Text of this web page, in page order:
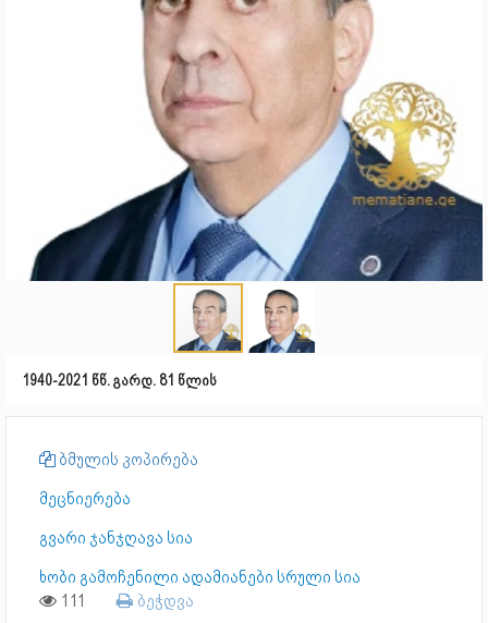
1940-2021 წწ. გარდ. 81 წლის
ბმულის კოპირება
მეცნიერება
გვარი ჯანჯღავა სია
ხობი გამოჩენილი ადამიანები სრული სია
111 ბეჭდვა